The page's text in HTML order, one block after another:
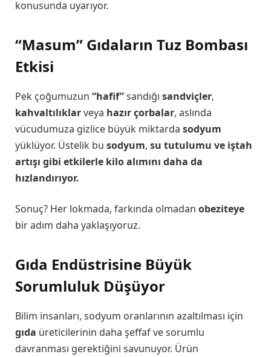
konusunda uyarıyor.
“Masum” Gıdaların Tuz Bombası
Etkisi
Pek çoğumuzun “hafif”sandığı sandviçler,
kahvaltılıklarveya hazır çorbalar, aslında
vücudumuza gizlice büyük miktarda sodyum
yüklüyor. Üstelik bu sodyum, su tutulumu ve iştah
artışı gibi etkilerle kilo alımını daha da
hızlandırıyor.
Sonuç? Her lokmada, farkında olmadan obeziteye
bir adım daha yaklaşıyoruz.
Gıda Endüstrisine Büyük
Sorumluluk Düşüyor
Bilim insanları, sodyum oranlarının azaltılması için
gıda üreticilerinin daha şeffaf ve sorumlu
davranması gerektiğini savunuyor. Ürün